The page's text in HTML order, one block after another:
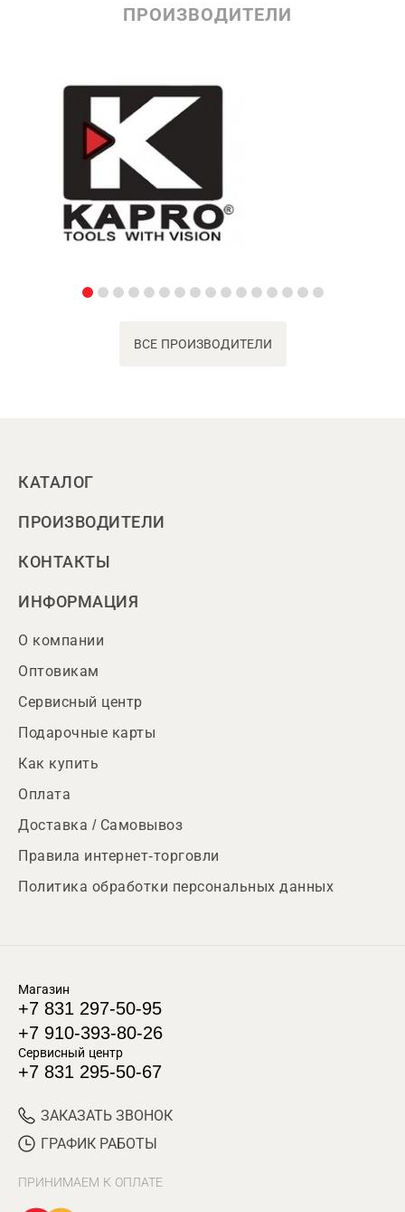
ПРОИЗВОДИТЕЛИ
ВСЕ ПРОИЗВОДИТЕЛИ
КАТАЛОГ
ПРОИЗВОДИТЕЛИ
КОНТАКТЫ
ИНФОРМАЦИЯ
О компании
Оптовикам
Сервисный центр
Подарочные карты
Как купить
Оплата
Доставка / Самовывоз
Правила интернет-торговли
Политика обработки персональных данных
Магазин
+7 831 297-50-95
+7 910-393-80-26
Сервисный центр
+7 831 295-50-67
ЗАКАЗАТЬ ЗВОНОК
ГРАФИК РАБОТЫ
ПРИНИМАЕМ К ОПЛАТЕ